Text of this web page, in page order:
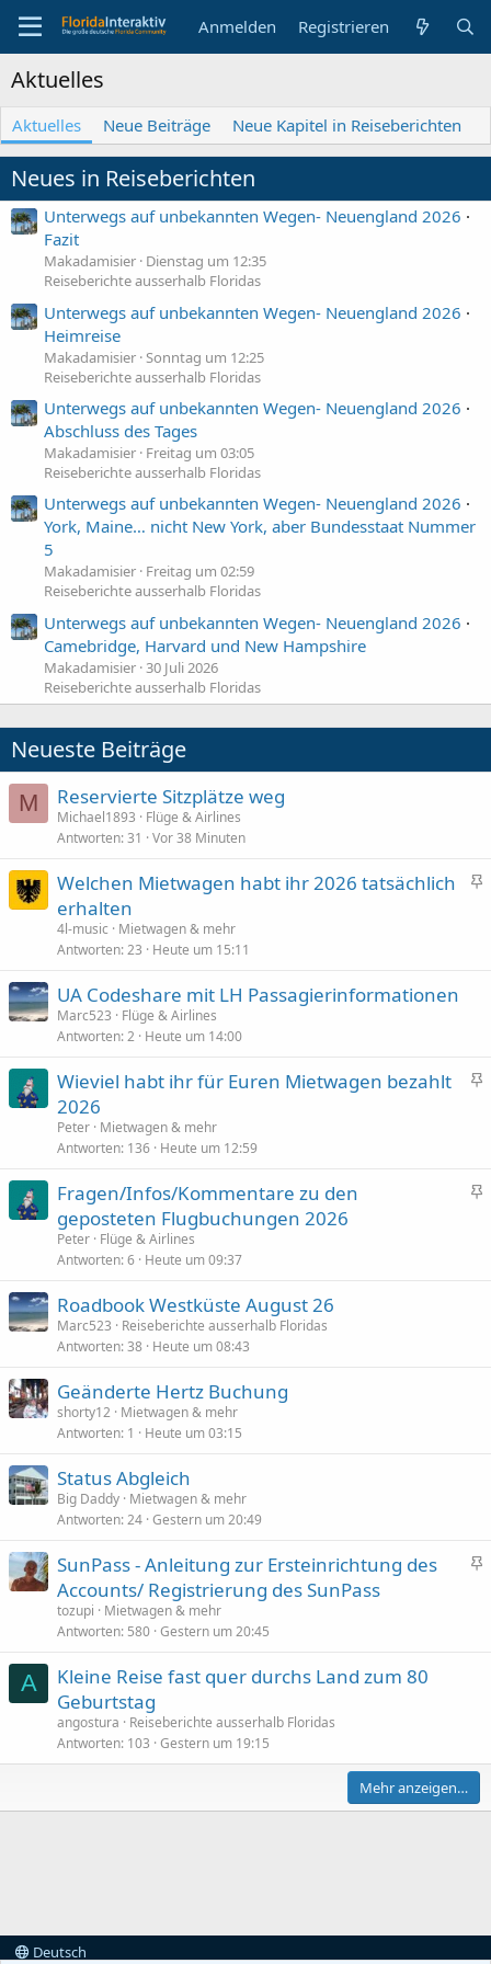
Anmelden Registrieren
Aktuelles
Aktuelles Neue Beiträge Neue Kapitel in Reiseberichten
Neues in Reiseberichten
Unterwegs auf unbekannten Wegen- Neuengland 2026
Fazit
Makadamisier Dienstag um 12:35
Reiseberichte ausserhalb Floridas
Unterwegs auf unbekannten Wegen- Neuengland 2026
Heimreise
Makadamisier Sonntag um 12:25
Reiseberichte ausserhalb Floridas
Unterwegs auf unbekannten Wegen- Neuengland 2026
Abschluss des Tages
Makadamisier Freitag um 03:05
Reiseberichte ausserhalb Floridas
Unterwegs auf unbekannten Wegen- Neuengland 2026
York, Maine… nicht New York, aber Bundesstaat Nummer
5
Makadamisier Freitag um 02:59
Reiseberichte ausserhalb Floridas
Unterwegs auf unbekannten Wegen- Neuengland 2026
Camebridge, Harvard und New Hampshire
Makadamisier 30 Juli 2026
Reiseberichte ausserhalb Floridas
Neueste Beiträge
M Reservierte Sitzplätze weg
Michael1893
Flüge & Airlines
Antworten 31 Vor 38 Minuten
A
t
Welchen Mietwagen habt ihr 2026 tatsächlich
erhalten
4l-music
Mietwagen & mehr
Antworten 23 Heute um 15:11
UA Codeshare mit LH Passagierinformationen
Marc523
Flüge & Airlines
Antworten 2 Heute um 14:00
A
e
Wieviel habt ihr für Euren Mietwagen bezahlt
2026
Peter Mietwagen & mehr
Antworten 136 Heute um 12:59
A
Fragen/Infos/Kommentare zu den
geposteten Flugbuchungen 2026
Peter Flüge & Airlines
Antworten 6 Heute um 09:37
Roadbook Westküste August 26
Marc523
Reiseberichte ausserhalb Floridas
Antworten 38 Heute um 08:43
Geänderte Hertz Buchung
shorty12 Mietwagen & mehr
Antworten 1 Heute um 03:15
Status Abgleich
Big Daddy Mietwagen & mehr
Antworten 24 Gestern um 20:49
A
t
SunPass - Anleitung zur Ersteinrichtung des
Accounts/ Registrierung des SunPass
tozupi
Mietwagen & mehr
Antworten 580 Gestern um 20:45
A
Kleine Reise fast quer durchs Land zum 80
Geburtstag
angostura
Reiseberichte ausserhalb Floridas
Antworten 103 Gestern um 19:15
Mehr anzeigen…
Deutsch